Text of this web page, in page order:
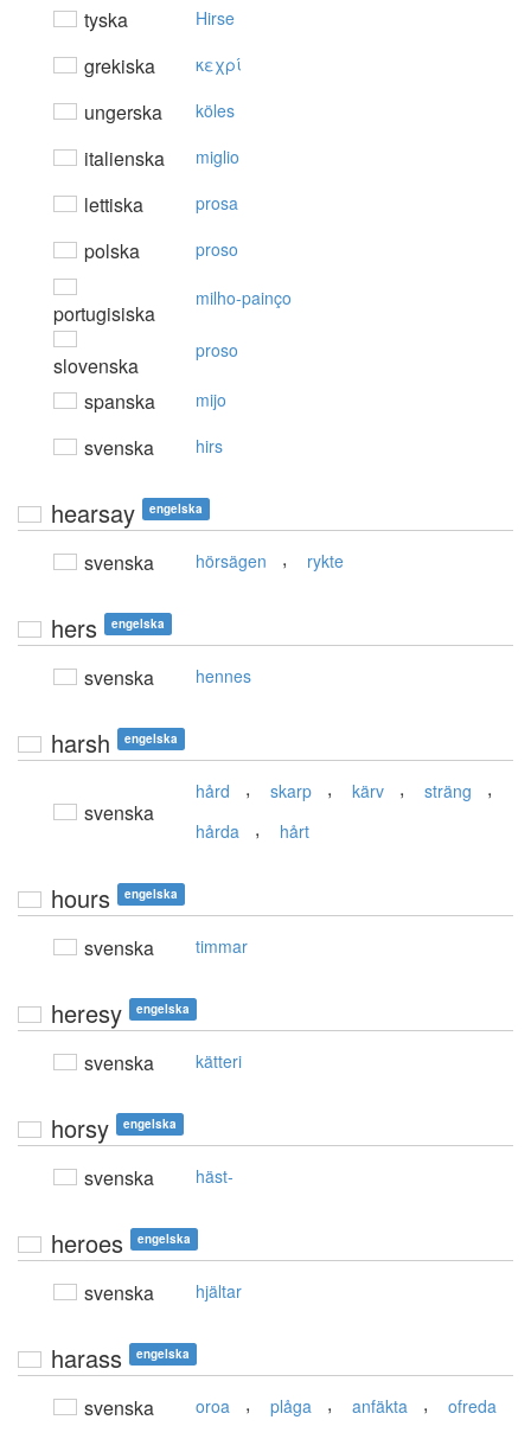
tyska Hirse
grekiska κεχρί
ungerska köles
italienska miglio
lettiska prosa
polska proso
portugisiska
milho-painço
slovenska
proso
spanska mijo
svenska hirs
hearsay engelska
svenska hörsägen , rykte
hers engelska
svenska hennes
harsh engelska
svenska
hård , skarp , kärv , sträng ,
hårda , hårt
hours engelska
svenska timmar
heresy engelska
svenska kätteri
horsy engelska
svenska häst-
heroes engelska
svenska hjältar
harass engelska
svenska oroa , plåga , anfäkta , ofreda